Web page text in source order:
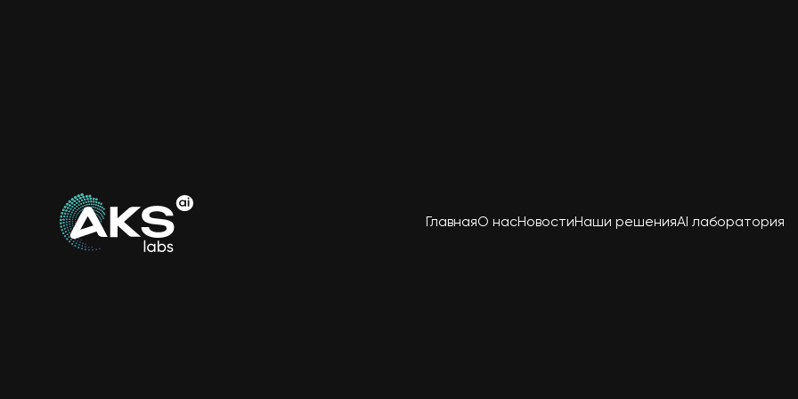
ГлавнаяО насНовостиНаши решенияAI лаборатория